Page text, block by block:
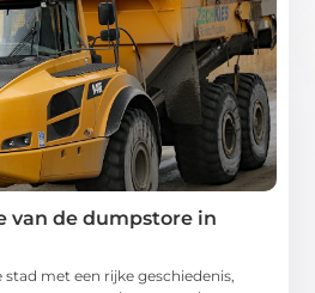
van de dumpstore in
stad met een rijke geschiedenis,